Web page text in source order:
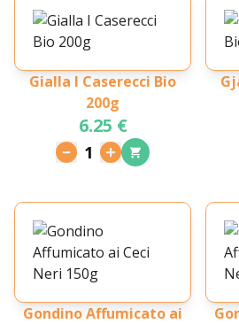
Gialla I Caserecci Bio
200g
6.25 €
1
Gondino Affumicato ai